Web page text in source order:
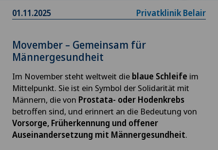
01.11.2025 Privatklinik Belair
Movember – Gemeinsam für
Männergesundheit
Im November steht weltweit die blaue Schleife im
Mittelpunkt. Sie ist ein Symbol der Solidarität mit
Männern, die von Prostata- oder Hodenkrebs
betroffen sind, und erinnert an die Bedeutung von
Vorsorge, Früherkennung und offener
Auseinandersetzung mit Männergesundheit.